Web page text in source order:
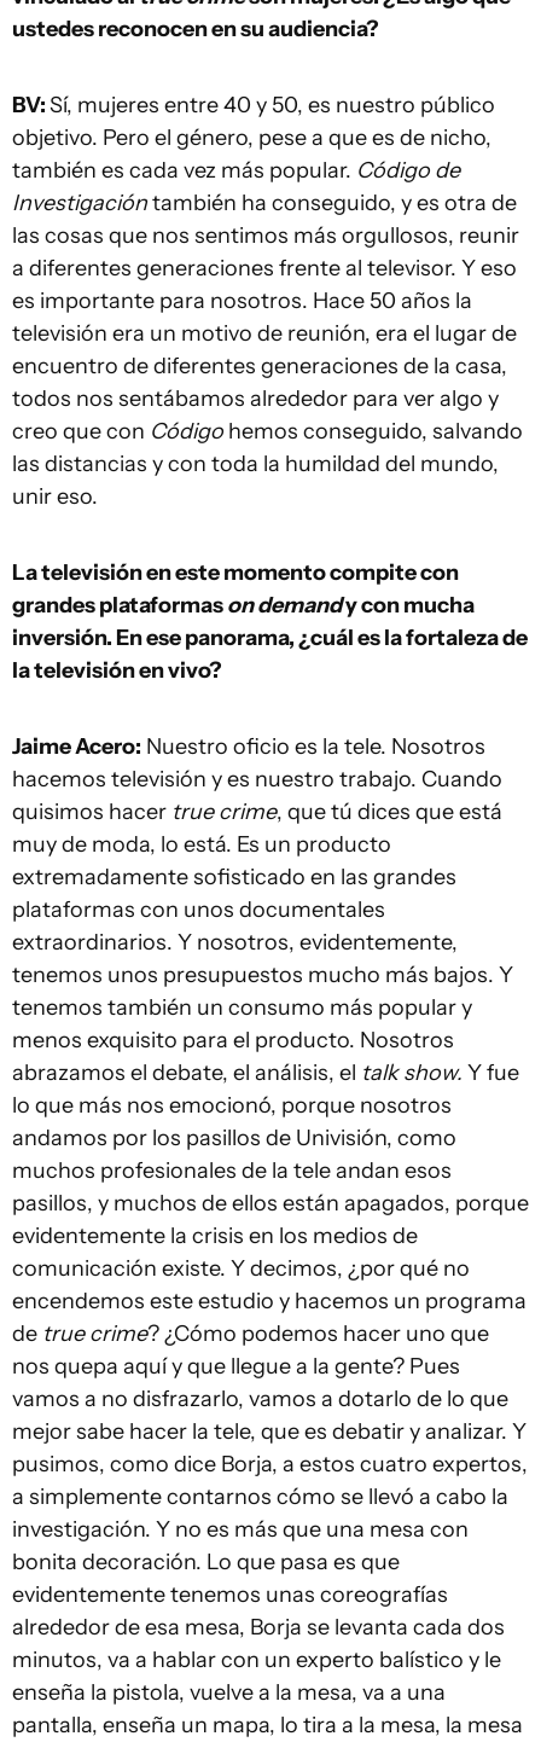
ustedes reconocen en su audiencia?
BV:Sí, mujeres entre 40 y 50, es nuestro público
objetivo. Pero el género, pese a que es de nicho,
también es cada vez más popular. Código de
Investigacióntambién ha conseguido, y es otra de
las cosas que nos sentimos más orgullosos, reunir
a diferentes generaciones frente al televisor. Y eso
es importante para nosotros. Hace 50 años la
televisión era un motivo de reunión, era el lugar de
encuentro de diferentes generaciones de la casa,
todos nos sentábamos alrededor para ver algo y
creo que con Código hemos conseguido, salvando
las distancias y con toda la humildad del mundo,
unir eso.
La televisión en este momento compite con
grandes plataformason demandy con mucha
inversión. En ese panorama, ¿cuál es la fortaleza de
la televisión en vivo?
Jaime Acero: Nuestro oficio es la tele. Nosotros
hacemos televisión y es nuestro trabajo. Cuando
quisimos hacer true crime, que tú dices que está
muy de moda, lo está. Es un producto
extremadamente sofisticado en las grandes
plataformas con unos documentales
extraordinarios. Y nosotros, evidentemente,
tenemos unos presupuestos mucho más bajos. Y
tenemos también un consumo más popular y
menos exquisito para el producto. Nosotros
abrazamos el debate, el análisis, el talk show. Y fue
lo que más nos emocionó, porque nosotros
andamos por los pasillos de Univisión, como
muchos profesionales de la tele andan esos
pasillos, y muchos de ellos están apagados, porque
evidentemente la crisis en los medios de
comunicación existe. Y decimos, ¿por qué no
encendemos este estudio y hacemos un programa
de true crime? ¿Cómo podemos hacer uno que
nos quepa aquí y que llegue a la gente? Pues
vamos a no disfrazarlo, vamos a dotarlo de lo que
mejor sabe hacer la tele, que es debatir y analizar. Y
pusimos, como dice Borja, a estos cuatro expertos,
a simplemente contarnos cómo se llevó a cabo la
investigación. Y no es más que una mesa con
bonita decoración. Lo que pasa es que
evidentemente tenemos unas coreografías
alrededor de esa mesa, Borja se levanta cada dos
minutos, va a hablar con un experto balístico y le
enseña la pistola, vuelve a la mesa, va a una
pantalla, enseña un mapa, lo tira a la mesa, la mesa